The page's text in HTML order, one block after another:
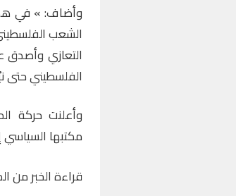
وأضاف: » في هذه
الشعب
التعازي وأصدق
الفلسطيني حتى
وأعلنت حركة
مكتبها السياسي
قراءة الخبر من